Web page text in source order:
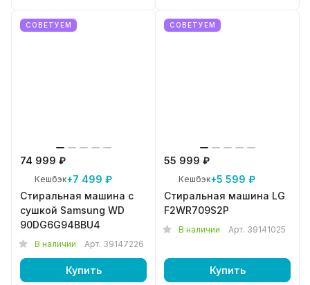
СОВЕТУЕМ
74 999 ₽
Кешбэк+7 499 ₽
Стиральная машина с
сушкой Samsung WD
90DG6G94BBU4
В наличии Арт. 39147226
Купить
СОВЕТУЕМ
55 999 ₽
Кешбэк+5 599 ₽
Стиральная машина LG
F2WR709S2P
В наличии Арт. 39141025
Купить